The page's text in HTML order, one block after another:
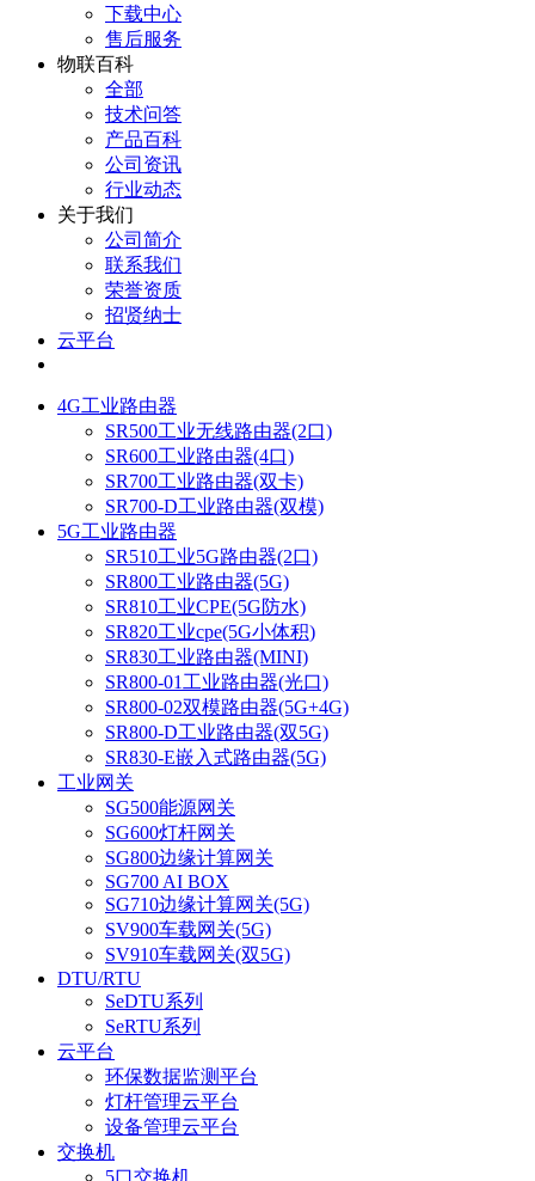
下载中心
售后服务
物联百科
全部
技术问答
产品百科
公司资讯
行业动态
关于我们
公司简介
联系我们
荣誉资质
招贤纳士
云平台
4G工业路由器
SR500工业无线路由器(2口)
SR600工业路由器(4口)
SR700工业路由器(双卡)
SR700-D工业路由器(双模)
5G工业路由器
SR510工业5G路由器(2口)
SR800工业路由器(5G)
SR810工业CPE(5G防水)
SR820工业cpe(5G小体积)
SR830工业路由器(MINI)
SR800-01工业路由器(光口)
SR800-02双模路由器(5G+4G)
SR800-D工业路由器(双5G)
SR830-E嵌入式路由器(5G)
工业网关
SG500能源网关
SG600灯杆网关
SG800边缘计算网关
SG700 AI BOX
SG710边缘计算网关(5G)
SV900车载网关(5G)
SV910车载网关(双5G)
DTU/RTU
SeDTU系列
SeRTU系列
云平台
环保数据监测平台
灯杆管理云平台
设备管理云平台
交换机
5口交换机